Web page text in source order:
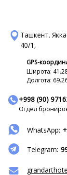
Ташкент.
40/1,
GPS-
Широта:
Долгота:
+998 (90)
Отдел
WhatsApp:
Telegram: